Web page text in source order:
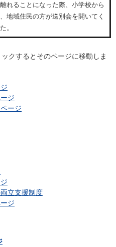
れることになった際、小学校から
地域住民の方が送別会を開いてく
。
クするとそのページに移動しま
ジ
ージ
立支援制度
ジ